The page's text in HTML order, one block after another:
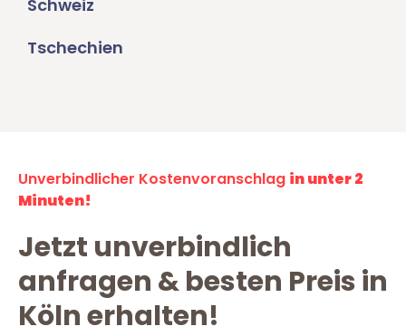
Schweiz
Tschechien
Unverbindlicher Kostenvoranschlag in unter 2
Minuten!
Jetzt unverbindlich
anfragen & besten Preis in
Köln erhalten!